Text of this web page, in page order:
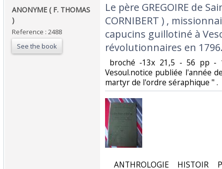
‎ANONYME ( F. THOMAS
)‎
Reference : 2488
See the book
‎Le père GREGOIRE de
CORNIBERT ) ,
capucins guillotiné à
révolutionnaires en
broché -13x 21,5 - 56 pp -
Vesoul.notice publiée l'année
martyr de l'ordre séraphique " .‎
ANTHROLOGIE HISTOIR